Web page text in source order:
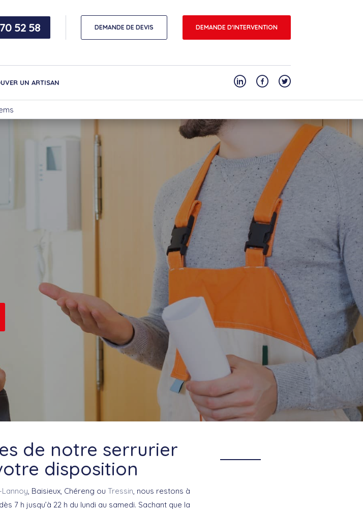
52 58 DEMANDE DE DEVIS DEMANDE D'INTERVENTION
UN ARTISAN
de notre serrurier
disposition
Lannoy, Baisieux, Chéreng ou Tressin, nous restons à
7 h jusqu’à 22 h du lundi au samedi. Sachant que la